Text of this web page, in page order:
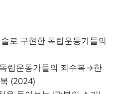
로 구현한 독립운동가들의
립운동가들의 죄수복→한
(2024)